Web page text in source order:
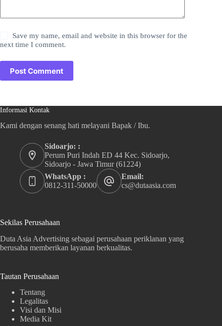
Save my name, email and website in this browser for the
next time I comment.
Post Comment
Informasi Kontak
Kami dengan senang hati melayani Bapak / Ibu.
Sidoarjo: :
Perum Puri Indah ED 44 Kec. Sidoarjo,
Sidoarjo - Jawa Timur (61224)
WhatsApp :
0812-311-50000
Email:
cs@dutaasia.com
Sekilas Perusahaan
Duta Asia Advertising sebagai perusahaan periklanan yang
berusaha memberikan layanan berkualitas.
Tautan Perusahaan
Tentang
Legalitas
Visi dan Misi
Media Kit